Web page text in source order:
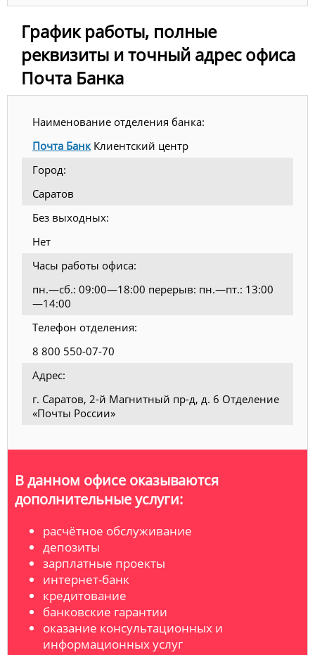
График работы, полные
реквизиты и точный адрес офиса
Почта Банка
Наименование отделения банка:
Почта БанкКлиентский центр
Город:
Саратов
Без выходных:
Нет
Часы работы офиса:
пн.—сб.: 09:00—18:00 перерыв: пн.—пт.: 13:00
—14:00
Телефон отделения:
8 800 550-07-70
Адрес:
г. Саратов, 2-й Магнитный пр-д, д. 6 Отделение
«Почты России»
В данном офисе оказываются
дополнительные услуги:
расчётное обслуживание
депозиты
зарплатные проекты
интернет-банк
кредитование
банковские гарантии
оказание консультационных и
информационных услуг